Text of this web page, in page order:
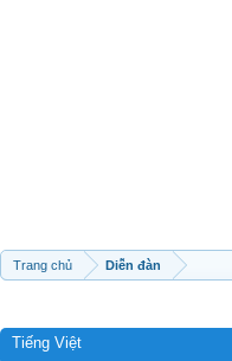
Trang chủ Diễn đàn
Tiếng Việt